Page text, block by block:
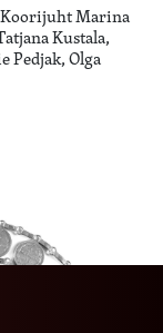
Marina
Kustala,
Pedjak, Olga